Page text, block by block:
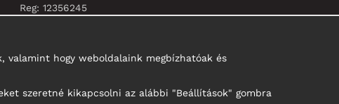
Reg: 12356245
valamint hogy weboldalaink megbízhatóak és
szeretné kikapcsolni az alábbi "Beállítások" gombra